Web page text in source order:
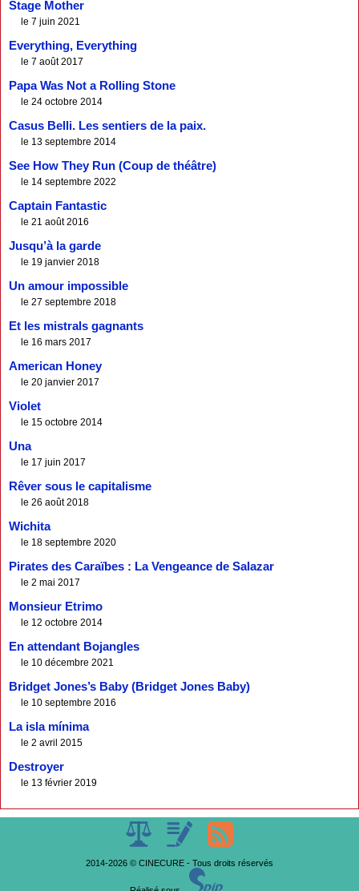
Stage Mother
le 7 juin 2021
Everything, Everything
le 7 août 2017
Papa Was Not a Rolling Stone
le 24 octobre 2014
Casus Belli. Les sentiers de la paix.
le 13 septembre 2014
See How They Run (Coup de théâtre)
le 14 septembre 2022
Captain Fantastic
le 21 août 2016
Jusqu’à la garde
le 19 janvier 2018
Un amour impossible
le 27 septembre 2018
Et les mistrals gagnants
le 16 mars 2017
American Honey
le 20 janvier 2017
Violet
le 15 octobre 2014
Una
le 17 juin 2017
Rêver sous le capitalisme
le 26 août 2018
Wichita
le 18 septembre 2020
Pirates des Caraïbes : La Vengeance de Salazar
le 2 mai 2017
Monsieur Etrimo
le 12 octobre 2014
En attendant Bojangles
le 10 décembre 2021
Bridget Jones’s Baby (Bridget Jones Baby)
le 10 septembre 2016
La isla mínima
le 2 avril 2015
Destroyer
le 13 février 2019
2014-2026 © CINECURE - Tous droits réservés